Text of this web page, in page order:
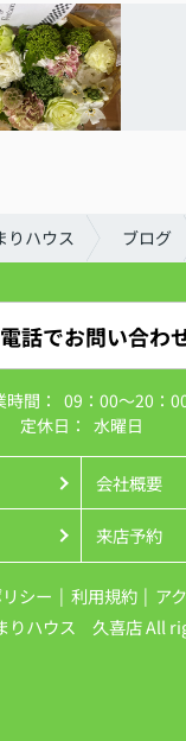
りハウス ブログ
電話でお問い合わ
時間：
09：00～20：
定休日： 水曜日
会社概要
来店予約
シー 利用規約
ア
りハウス 久喜店 All